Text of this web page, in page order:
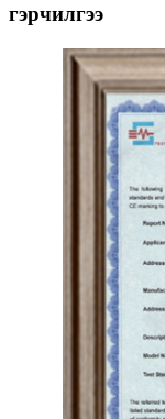
гэрчилгээ